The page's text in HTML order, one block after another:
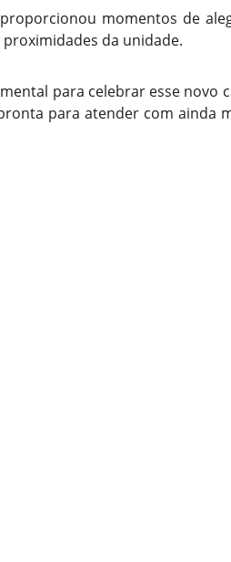
momentos de
da unidade.
para celebrar esse novo
para atender com ainda